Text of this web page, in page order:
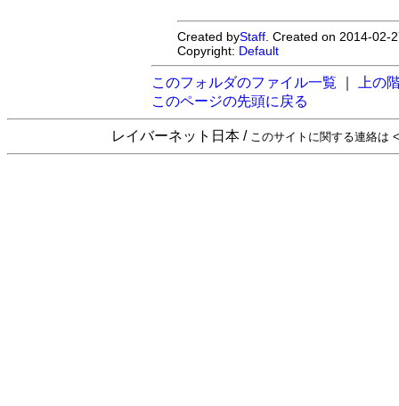
Created byStaff . Created on 2014-
Copyright: Default
このフォルダのファイル一覧
上の
このページの先頭に戻る
レイバーネット日本 / このサイトに関する連絡は